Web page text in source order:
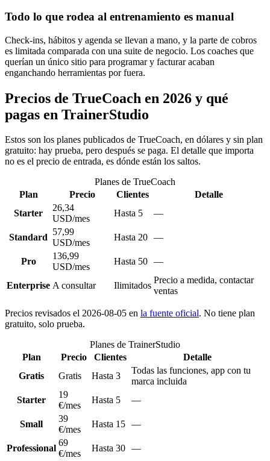
Todo lo que rodea al entrenamiento es manual
Check-ins, hábitos y agenda se llevan a mano, y la parte de cobros
es limitada comparada con una suite de negocio. Los coaches que
querían un único sitio para programar y facturar acaban
enganchando herramientas por fuera.
Precios de TrueCoach en 2026 y qué
pagas en TrainerStudio
Estos son los planes publicados de TrueCoach, en dólares y sin plan
gratuito: hay prueba, pero después se paga. El detalle que importa
no es el precio de entrada, es dónde están los saltos.
Planes de TrueCoach
Plan
Precio Clientes
Detalle
Starter
26,34
USD/mes
Hasta 5 —
Standard
57,99
USD/mes
Hasta 20 —
Pro
136,99
USD/mes
Hasta 50 —
Enterprise A consultar Ilimitados
Precio a medida, contactar
ventas
Precios revisados el 2026-08-05 en la fuente oficial. No tiene plan
gratuito, solo prueba.
Planes de TrainerStudio
Plan
Precio Clientes
Detalle
Gratis
Gratis Hasta 3
Todas las funciones, app con tu
marca incluida
Starter
19
€/mes
Hasta 5 —
Small
39
€/mes
Hasta 15 —
Professional
69
€/mes
Hasta 30 —